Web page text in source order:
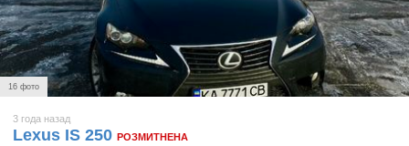
16 фото
3 года назад
Lexus IS 250 РОЗМИТНЕНА